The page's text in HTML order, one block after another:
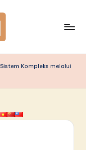
Kompleks melalui